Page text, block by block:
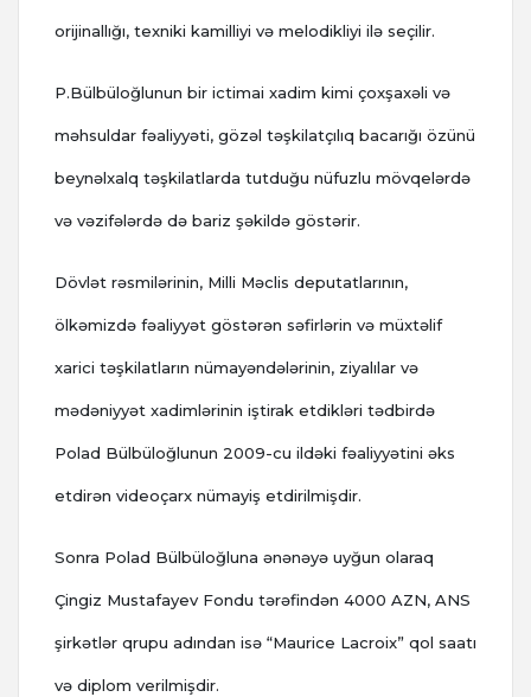
orijinallığı, texniki kamilliyi və melodikliyi ilə seçilir.
P.Bülbüloğlunun bir ictimai xadim kimi çoxşaxəli və
məhsuldar fəaliyyəti, gözəl təşkilatçılıq bacarığı özünü
beynəlxalq təşkilatlarda tutduğu nüfuzlu mövqelərdə
və vəzifələrdə də bariz şəkildə göstərir.
Dövlət rəsmilərinin, Milli Məclis deputatlarının,
ölkəmizdə fəaliyyət göstərən səfirlərin və müxtəlif
xarici təşkilatların nümayəndələrinin, ziyalılar və
mədəniyyət xadimlərinin iştirak etdikləri tədbirdə
Polad Bülbüloğlunun 2009-cu ildəki fəaliyyətini əks
etdirən videoçarx nümayiş etdirilmişdir.
Sonra Polad Bülbüloğluna ənənəyə uyğun olaraq
Çingiz Mustafayev Fondu tərəfindən 4000 AZN, ANS
şirkətlər qrupu adından isə “Maurice Lacroix” qol saatı
və diplom verilmişdir.